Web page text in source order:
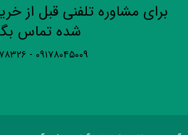
برای مشاوره تلفنی قبل از
شده تماس
۰۹۱۷۸۰۴۵۰۰۹ - ۰۷۱۳۶۲۷۸۳۲۶